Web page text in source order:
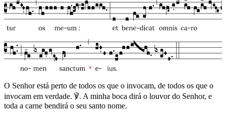
O Senhor está perto de todos os que o invocam, de todos os que o
invocam em verdade. ℣. A minha boca dirá o louvor do Senhor, e
toda a carne bendirá o seu santo nome.